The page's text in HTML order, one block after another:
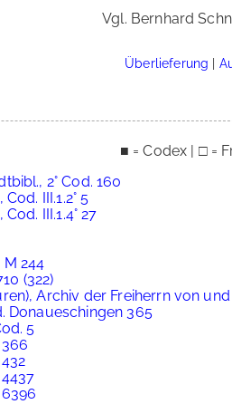
Vgl. Bernhard
Überlieferung |
■ = Codex | □ =
2° Cod. 160
III.1.2° 5
III.1.4° 27
244
(322)
Archiv der Freiherrn von
Donaueschingen 365
5